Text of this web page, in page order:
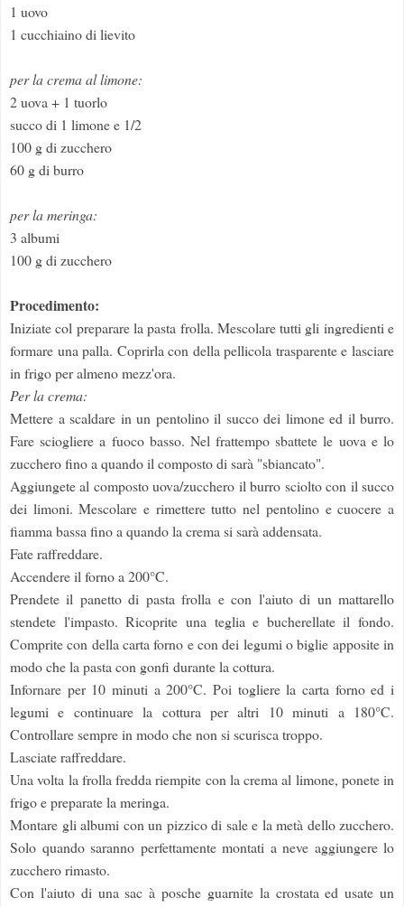
1 uovo
1 cucchiaino di lievito
per la crema al limone:
2 uova + 1 tuorlo
succo di 1 limone e 1/2
100 g di zucchero
60 g di burro
per la meringa:
3 albumi
100 g di zucchero
Procedimento:
Iniziate col preparare la pasta frolla. Mescolare tutti gli ingredienti e
formare una palla. Coprirla con della pellicola trasparente e lasciare
in frigo per almeno mezz'ora.
Per la crema:
Mettere a scaldare in un pentolino il succo dei limone ed il burro.
Fare sciogliere a fuoco basso. Nel frattempo sbattete le uova e lo
zucchero fino a quando il composto di sarà "sbiancato".
Aggiungete al composto uova/zucchero il burro sciolto con il succo
dei limoni. Mescolare e rimettere tutto nel pentolino e cuocere a
fiamma bassa fino a quando la crema si sarà addensata.
Fate raffreddare.
Accendere il forno a 200°C.
Prendete il panetto di pasta frolla e con l'aiuto di un mattarello
stendete l'impasto. Ricoprite una teglia e bucherellate il fondo.
Comprite con della carta forno e con dei legumi o biglie apposite in
modo che la pasta con gonfi durante la cottura.
Infornare per 10 minuti a 200°C. Poi togliere la carta forno ed i
legumi e continuare la cottura per altri 10 minuti a 180°C.
Controllare sempre in modo che non si scurisca troppo.
Lasciate raffreddare.
Una volta la frolla fredda riempite con la crema al limone, ponete in
frigo e preparate la meringa.
Montare gli albumi con un pizzico di sale e la metà dello zucchero.
Solo quando saranno perfettamente montati a neve aggiungere lo
zucchero rimasto.
Con l'aiuto di una sac à posche guarnite la crostata ed usate un